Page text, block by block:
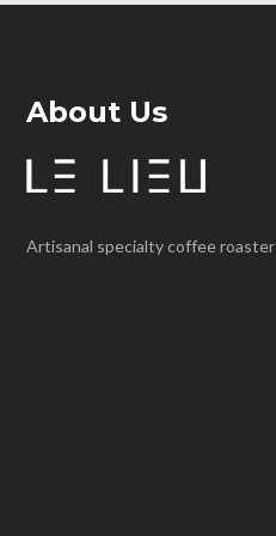
About Us
Artisanal specialty coffee roaster